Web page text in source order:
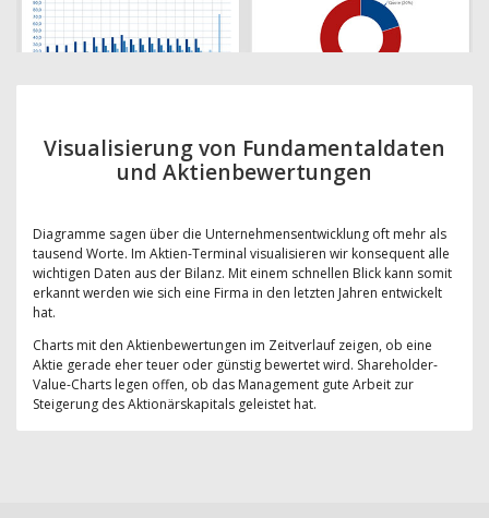
Visualisierung von Fundamentaldaten
und Aktienbewertungen
Diagramme sagen über die Unternehmensentwicklung oft mehr als
tausend Worte. Im Aktien-Terminal visualisieren wir konsequent alle
wichtigen Daten aus der Bilanz. Mit einem schnellen Blick kann somit
erkannt werden wie sich eine Firma in den letzten Jahren entwickelt
hat.
Charts mit den Aktienbewertungen im Zeitverlauf zeigen, ob eine
Aktie gerade eher teuer oder günstig bewertet wird. Shareholder-
Value-Charts legen offen, ob das Management gute Arbeit zur
Steigerung des Aktionärskapitals geleistet hat.